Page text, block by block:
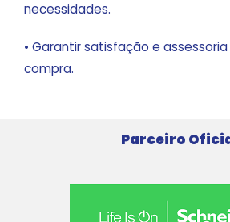
necessidades.
• Garantir satisfação e
compra.
Parceiro